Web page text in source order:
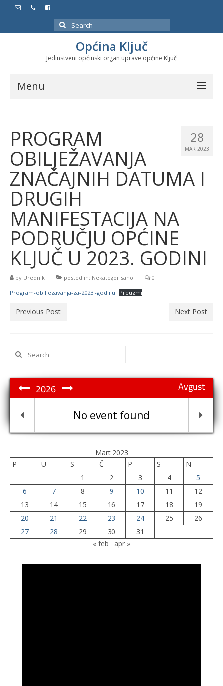
Search
for:
Općina Ključ
Jedinstveni općinski organ uprave općine Ključ
Menu
Službeni glasnici
Javne nabavke
Značajni datumi i manifestacije
Program energetske efikasnosti u stambenom
sektoru
28
MAR 2023
PROGRAM
OBILJEŽAVANJA
ZNAČAJNIH DATUMA I
DRUGIH
MANIFESTACIJA NA
PODRUČJU OPĆINE
KLJUČ U 2023. GODINI
by Urednik | posted in: Nekategorisano |
0
Program-obiljezavanja-za-2023.-godinu
Preuzmi
Previous Post Next Post
Search
for:
Avgust
2026
No event found
Mart 2023
P
U S Č P S
N
1
2 3 4
5
6
7 8 9 10 11
12
13
14 15 16 17 18
19
20
21 22 23 24 25
26
27
28 29 30
31
« feb
apr »